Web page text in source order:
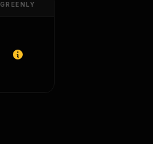
GREENLY